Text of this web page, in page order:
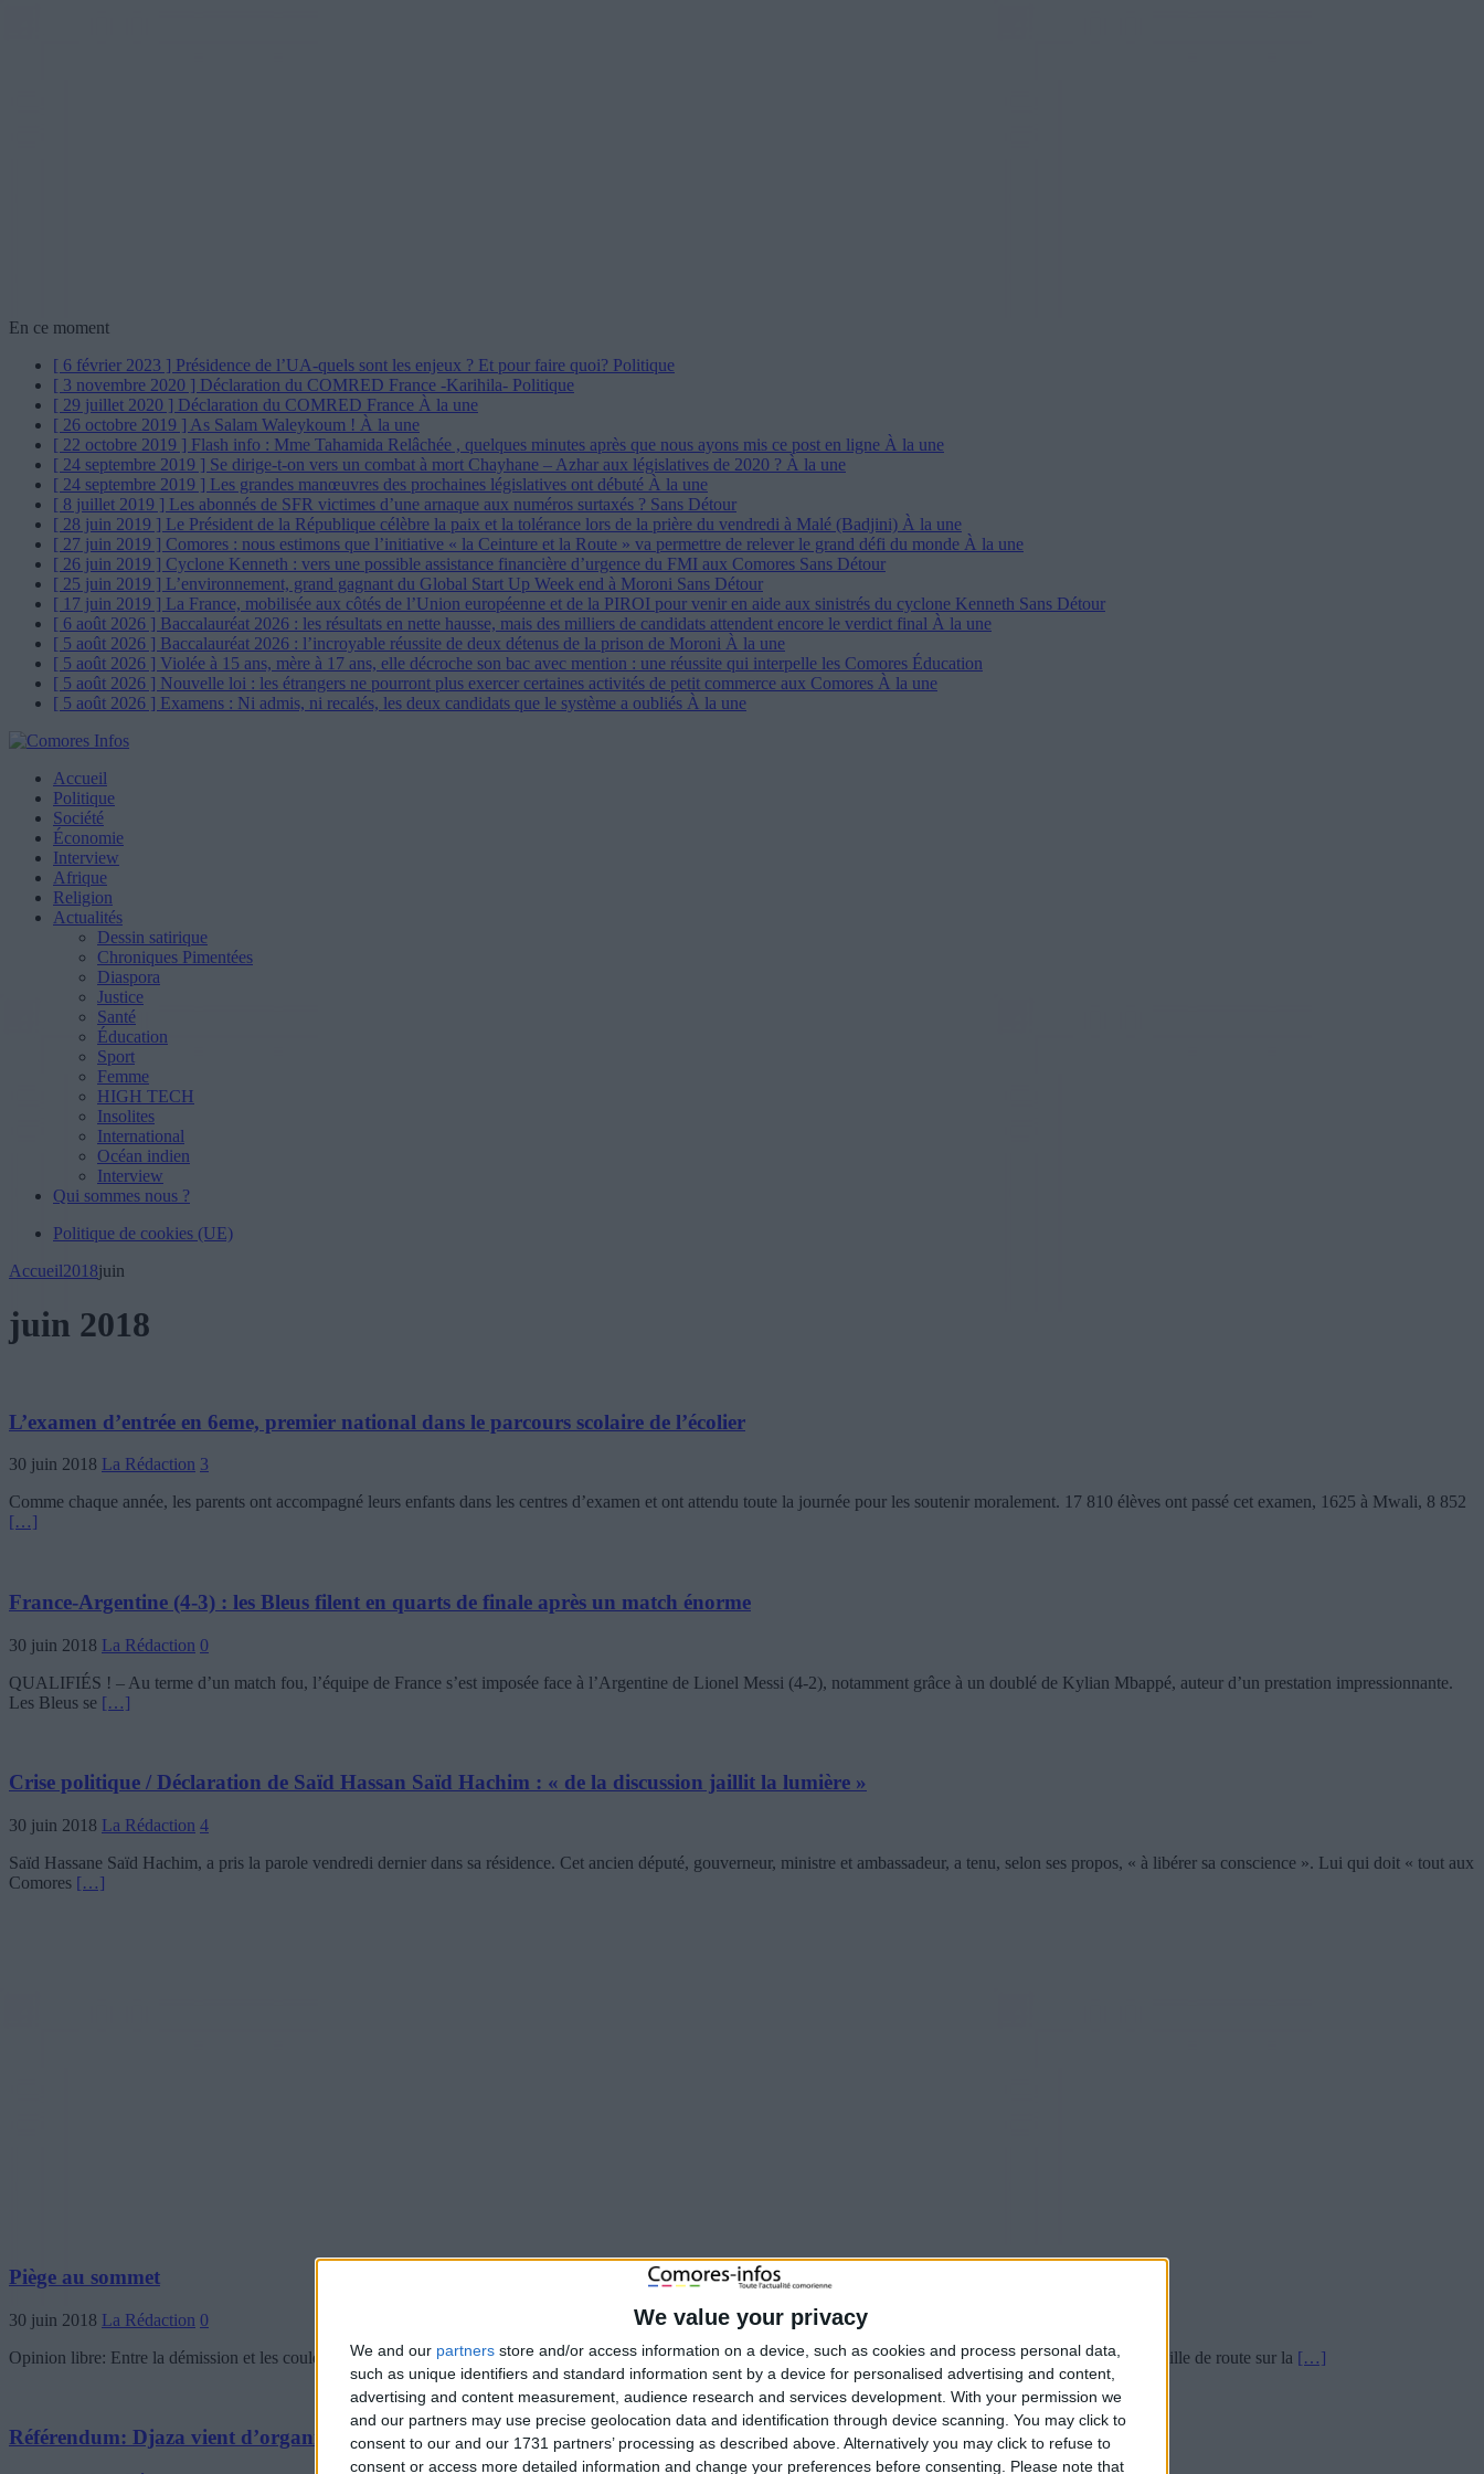
We value your privacy
We and our partners store and/or access information on a device, such as cookies and process personal data,
such as unique identifiers and standard information sent by a device for personalised advertising and content,
advertising and content measurement, audience research and services development. With your permission we
and our partners may use precise geolocation data and identification through device scanning. You may click to
consent to our and our 1731 partners’ processing as described above. Alternatively you may click to refuse to
consent or access more detailed information and change your preferences before consenting. Please note that
En ce moment
[ 6 février 2023 ] Présidence de l’UA-quels sont les enjeux ? Et pour faire quoi? Politique
[ 3 novembre 2020 ] Déclaration du COMRED France -Karihila- Politique
[ 29 juillet 2020 ] Déclaration du COMRED France À la une
[ 26 octobre 2019 ] As Salam Waleykoum ! À la une
[ 22 octobre 2019 ] Flash info : Mme Tahamida Relâchée , quelques minutes après que nous ayons mis ce post en ligne À la une
[ 24 septembre 2019 ] Se dirige-t-on vers un combat à mort Chayhane – Azhar aux législatives de 2020 ? À la une
[ 24 septembre 2019 ] Les grandes manœuvres des prochaines législatives ont débuté À la une
[ 8 juillet 2019 ] Les abonnés de SFR victimes d’une arnaque aux numéros surtaxés ? Sans Détour
[ 28 juin 2019 ] Le Président de la République célèbre la paix et la tolérance lors de la prière du vendredi à Malé (Badjini) À la une
[ 27 juin 2019 ] Comores : nous estimons que l’initiative « la Ceinture et la Route » va permettre de relever le grand défi du monde À la une
[ 26 juin 2019 ] Cyclone Kenneth : vers une possible assistance financière d’urgence du FMI aux Comores Sans Détour
[ 25 juin 2019 ] L’environnement, grand gagnant du Global Start Up Week end à Moroni Sans Détour
[ 17 juin 2019 ] La France, mobilisée aux côtés de l’Union européenne et de la PIROI pour venir en aide aux sinistrés du cyclone Kenneth Sans Détour
[ 6 août 2026 ] Baccalauréat 2026 : les résultats en nette hausse, mais des milliers de candidats attendent encore le verdict final À la une
[ 5 août 2026 ] Baccalauréat 2026 : l’incroyable réussite de deux détenus de la prison de Moroni À la une
[ 5 août 2026 ] Violée à 15 ans, mère à 17 ans, elle décroche son bac avec mention : une réussite qui interpelle les Comores Éducation
[ 5 août 2026 ] Nouvelle loi : les étrangers ne pourront plus exercer certaines activités de petit commerce aux Comores À la une
[ 5 août 2026 ] Examens : Ni admis, ni recalés, les deux candidats que le système a oubliés À la une
Accueil
Politique
Société
Économie
Interview
Afrique
Religion
Actualités
Dessin satirique
Chroniques Pimentées
Diaspora
Justice
Santé
Éducation
Sport
Femme
HIGH TECH
Insolites
International
Océan indien
Interview
Qui sommes nous ?
Politique de cookies (UE)
Accueil2018juin
juin 2018
L’examen d’entrée en 6eme, premier national dans le parcours scolaire de l’écolier
30 juin 2018 La Rédaction 3
Comme chaque année, les parents ont accompagné leurs enfants dans les centres d’examen et ont attendu toute la journée pour les soutenir moralement. 17 810 élèves ont passé cet examen, 1625 à Mwali, 8 852
[…]
France-Argentine (4-3) : les Bleus filent en quarts de finale après un match énorme
30 juin 2018 La Rédaction 0
QUALIFIÉS ! – Au terme d’un match fou, l’équipe de France s’est imposée face à l’Argentine de Lionel Messi (4-2), notamment grâce à un doublé de Kylian Mbappé, auteur d’un prestation impressionnante.
Les Bleus se […]
Crise politique / Déclaration de Saïd Hassan Saïd Hachim : « de la discussion jaillit la lumière »
30 juin 2018 La Rédaction 4
Saïd Hassane Saïd Hachim, a pris la parole vendredi dernier dans sa résidence. Cet ancien député, gouverneur, ministre et ambassadeur, a tenu, selon ses propos, « à libérer sa conscience ». Lui qui doit « tout aux
Comores […]
Piège au sommet
30 juin 2018 La Rédaction 0
Opinion libre: Entre la démission et les couleuvres à avaler, il y aurait une 3 ème option pour le VIP Djaffar. Entrer dans une logique de cohabitation et décliner une feuille de route sur la […]
Référendum: Djaza vient d’organiser une cérémonie pour le lancement officiel de la campagne